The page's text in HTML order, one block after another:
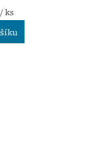
/ ks